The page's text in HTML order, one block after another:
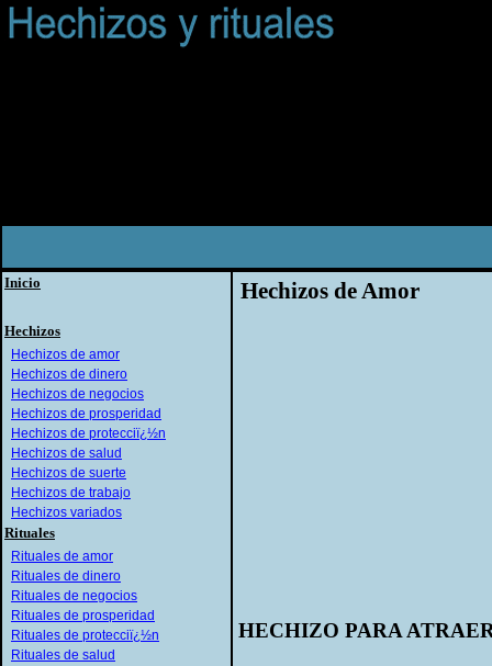
Inicio
Hechizos
Hechizos de amor
Hechizos de dinero
Hechizos de negocios
Hechizos de prosperidad
Hechizos de protecciï¿½n
Hechizos de salud
Hechizos de suerte
Hechizos de trabajo
Hechizos variados
Rituales
Rituales de amor
Rituales de dinero
Rituales de negocios
Rituales de prosperidad
Rituales de protecciï¿½n
Rituales de salud
Hechizos de Amor
HECHIZO PARA